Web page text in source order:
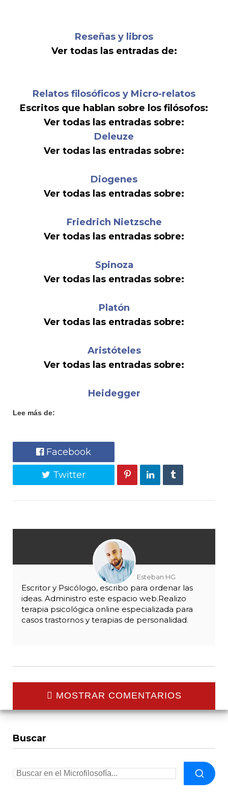
Reseñas y libros
Ver todas las entradas de:
Relatos filosóficos y Micro-relatos
Escritos que hablan sobre los filósofos:
Ver todas las entradas sobre:
Deleuze
Ver todas las entradas sobre:
Diogenes
Ver todas las entradas sobre:
Friedrich Nietzsche
Ver todas las entradas sobre:
Spinoza
Ver todas las entradas sobre:
Platón
Ver todas las entradas sobre:
Aristóteles
Ver todas las entradas sobre:
Heidegger
Lee más de:
Facebook
Twitter
Esteban HG
Escritor y Psicólogo, escribo para ordenar las
ideas. Administro este espacio web.Realizo
terapia psicológica online especializada para
casos trastornos y terapias de personalidad.
MOSTRAR COMENTARIOS
Buscar